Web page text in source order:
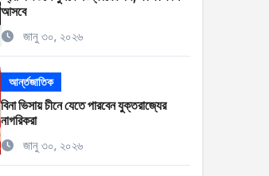
আসবে
জানু ৩০, ২০২৬
আর্ন্তজাতিক
বিনা ভিসায় চীনে যেতে পারবেন যুক্তরাজ্যের
নাগরিকরা
জানু ৩০, ২০২৬